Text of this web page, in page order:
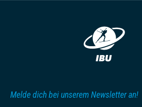
Melde dich bei unserem Newsletter an!